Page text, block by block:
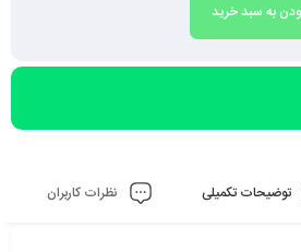
به سبد خرید
توضیحات تکمیلی نظرات کاربران